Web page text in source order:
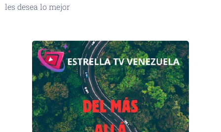
les desea lo mejor